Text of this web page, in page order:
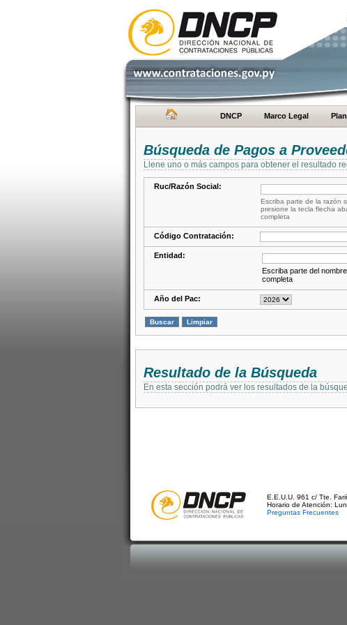
DNCP Marco Legal
Búsqueda de Pagos a
Llene uno o más campos para obtener el resultado
Ruc/Razón Social:
Escriba parte de la razón
presione la tecla flecha
completa
Código Contratación:
Entidad:
Escriba parte del
completa
Año del Pac:
Resultado de la Búsqueda
En esta sección podrá ver los resultados de la
E.E.U.U. 961 c/ Tte.
Horario de Atención:
Preguntas Frecuentes